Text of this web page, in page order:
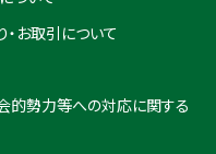
お取引について
的勢力等への対応に関する